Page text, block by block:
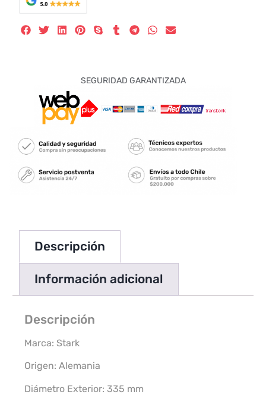
SEGURIDAD GARANTIZADA
Descripción
Información adicional
Descripción
Marca: Stark
Origen: Alemania
Diámetro Exterior: 335 mm